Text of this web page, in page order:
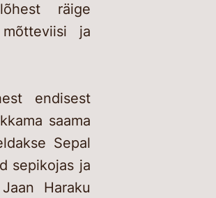
räige
ja
endisest
saama
Sepal
sepikojas ja
Haraku